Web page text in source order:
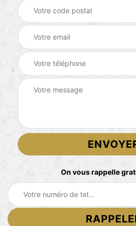
On vous rappelle